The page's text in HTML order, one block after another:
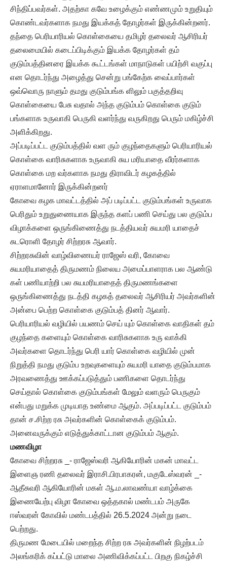
சிந்திப்பவர்கள். அதற்கா கவே உழைக்கும் எண்ணமும் உறுதியும்
கொண்டவர்களாக நமது இயக்கத் தோழர்கள் இருக்கின்றனர்.
தந்தை பெரியாரியல் கொள்கையை தமிழர் தலைவர் ஆசிரியர்
தலைமையில் கடைப்பிடிக்கும் இயக்க தோழர்கள் தம்
குடும்பத்தினரை இயக்க கூட்டங்கள் மாநாடுகள் பயிற்சி வகுப்பு
என தொடர்ந்து அழைத்து சென்று பங்கேற்க வைப்பார்கள்
ஒவ்வொரு நாளும் தமது குடும்பங்க ளிலும் பகுத்தறிவு
கொள்கையை பேசு வதால் அந்த குடும்பம் கொள்கை குடும்
பங்களாக உருவாகி பெருகி வளர்ந்து வருகிறது பெரும் மகிழ்ச்சி
அளிக்கிறது.
அப்படிப்பட்ட குடும்பத்தில் வள ரும் குழந்தைகளும் பெரியாரியல்
கொள்கை வாரிசுகளாக உருவாகி சுய மரியாதை வீரர்களாக
கொள்கை மற வர்களாக நமது திராவிடர் கழகத்தில்
ஏராளமானோர் இருக்கின்றனர்
கோவை கழக மாவட்டத்தில் அப் படிப்பட்ட குடும்பங்கள் உருவாக
பெரிதும் உறுதுணையாக இருந்த களப் பணி செய்து பல குடும்ப
விழாக்களை ஒருங்கிணைத்து நடத்தியவர் சுயமரி யாதைச்
சுடரொளி தோழர் சிற்றரசு ஆவார்.
சிற்றரசுவின் வாழ்விணையர் ராஜேஸ் வரி, கோவை
சுயமரியாதைத் திருமணம் நிலைய அமைப்பாளராக பல ஆண்டு
கள் பணியாற்றி பல சுயமரியாதைத் திருமணங்களை
ஒருங்கிணைத்து நடத்தி கழகத் தலைவர் ஆசிரியர் அவர்களின்
அன்பை பெற்ற கொள்கை குடும்பத் தினர் ஆவார்.
பெரியாரியல் வழியில் பயணம் செய் யும் கொள்கை வாதிகள் தம்
குழந்தை களையும் கொள்கை வாரிசுகளாக உரு வாக்கி
அவர்களை தொடர்ந்து பெரி யார் கொள்கை வழியில் முன்
நிறுத்தி நமது குடும்ப உறவுகளையும் சுயமரி யாதை குடும்பமாக
அரவணைத்து ஊக்கப்படுத்தும் பணிகளை தொடர்ந்து
செய்தால் கொள்கை குடும்பங்கள் மேலும் வளரும் பெருகும்
என்பது மறுக்க முடியாத உண்மை ஆகும். அப்படிப்பட்ட குடும்பம்
தான் ச.சிற்ற ரசு அவர்களின் கொள்கைக் குடும்பம்.
அனைவருக்கும் எடுத்துக்காட்டான குடும்பம் ஆகும்.
மணவிழா
கோவை சிற்றரசு _- ராஜேஸ்வரி ஆகியோரின் மகன் மாவட்ட
இளைஞ ரணி தலைவர் இராசி.பிரபாகரன், மகுடேஸ்வரன் _-
ஆதீசுவரி ஆகியோரின் மகள் ஆ.ம.லாவண்யா வாழ்க்கை
இணையேற்பு விழா கோவை ஒத்தகால் மண்டபம் அருகே
ஈஸ்வரன் கோவில் மண்டபத்தில் 26.5.2024 அன்று நடை
பெற்றது.
திருமண மேடையில் மறைந்த சிற்ற ரசு அவர்களின் நிழற்படம்
அலங்கரிக் கப்பட்டு மாலை அணிவிக்கப்பட்ட பிறகு நிகழ்ச்சி